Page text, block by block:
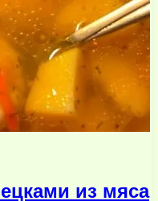
из мяса